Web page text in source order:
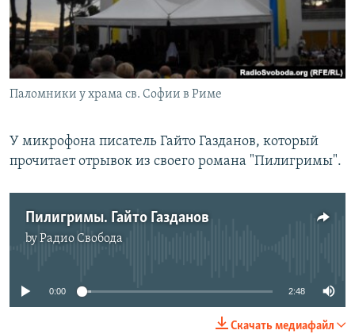
РАСПИСАНИЕ ВЕЩАНИЯ
ПОДПИШИТЕСЬ НА РАССЫЛКУ
Все сайты РСЕ/РС
Паломники у храма св. Софии в Риме
У микрофона писатель Гайто Газданов, который
прочитает отрывок из своего романа "Пилигримы".
Пилигримы. Гайто Газданов
byРадио Свобода
No media source currently available
0:00 2:48
Скачать медиафайл